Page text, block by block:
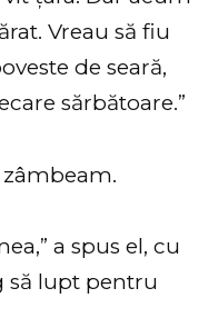
Vreau să fiu
de seară,
sărbătoare.”
a spus el, cu
să lupt pentru